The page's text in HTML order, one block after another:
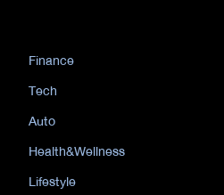
Finance
Tech
Auto
Health&Wellness
Lifestyle